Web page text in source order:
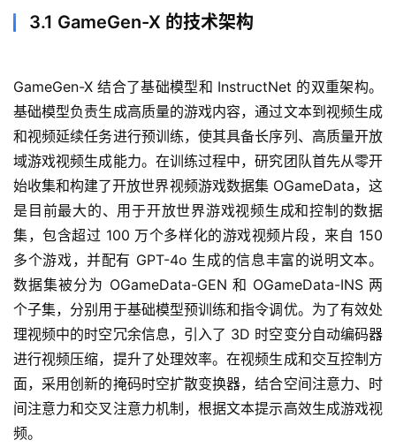
3.1 GameGen-X 的技术架构
GameGen-X 结合了基础模型和 InstructNet 的双重架构。
基础模型负责生成高质量的游戏内容，通过文本到视频生成
和视频延续任务进行预训练，使其具备长序列、高质量开放
域游戏视频生成能力。在训练过程中，研究团队首先从零开
始收集和构建了开放世界视频游戏数据集 OGameData，这
是目前最大的、用于开放世界游戏视频生成和控制的数据
集，包含超过 100 万个多样化的游戏视频片段，来自 150
多个游戏，并配有 GPT-4o 生成的信息丰富的说明文本。
数据集被分为 OGameData-GEN 和 OGameData-INS 两
个子集，分别用于基础模型预训练和指令调优。为了有效处
理视频中的时空冗余信息，引入了 3D 时空变分自动编码器
进行视频压缩，提升了处理效率。在视频生成和交互控制方
面，采用创新的掩码时空扩散变换器，结合空间注意力、时
间注意力和交叉注意力机制，根据文本提示高效生成游戏视
频。